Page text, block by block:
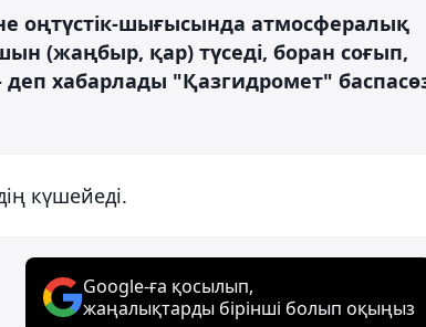
оңтүстік-шығысында атмосфералық
(жаңбыр, қар) түседі, боран соғып,
хабарлады "Қазгидромет"
күшейеді.
Google-ға қосылып,
жаңалықтарды бірінші болып оқыңыз